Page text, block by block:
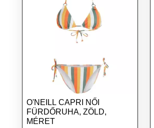
O'NEILL CAPRI NŐI
FÜRDŐRUHA, ZÖLD,
MÉRET